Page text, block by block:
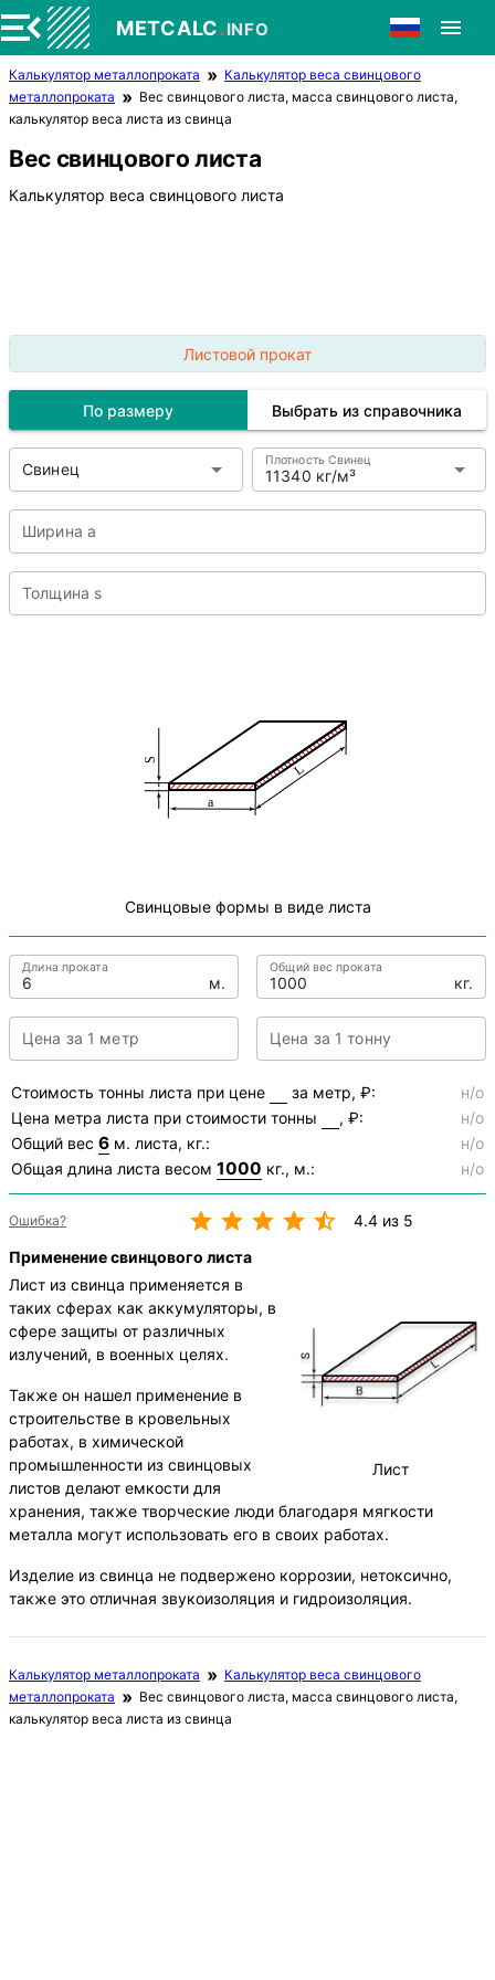
METCALC.INFO
Калькулятор металлопроката
Калькулятор веса свинцового
металлопроката
Вес свинцового листа, масса свинцового листа,
калькулятор веса листа из свинца
Вес свинцового листа
Калькулятор веса свинцового листа
Листовой прокат
По размеру Выбрать из справочника
Свинец 11340 кг/м³
Плотность Свинец
Ширина a
Толщина s
Свинцовые формы в виде листа
Длина проката
м.
Общий вес проката
кг.
Цена за 1 метр Цена за 1 тонну
Стоимость тонны листа при цене за метр, ₽:
н/о
Цена метра листа при стоимости тонны
, ₽:
н/о
Общий вес 6 м. листа, кг.:
н/о
Общая длина листа весом 1000 кг., м.: н/о
Ошибка? 4.4 из 5
Лист
Применение свинцового листа
Лист из свинца применяется в
таких сферах как аккумуляторы, в
сфере защиты от различных
излучений, в военных целях.
Также он нашел применение в
строительстве в кровельных
работах, в химической
промышленности из свинцовых
листов делают емкости для
хранения, также творческие люди благодаря мягкости
металла могут использовать его в своих работах.
Изделие из свинца не подвержено коррозии, нетоксично,
также это отличная звукоизоляция и гидроизоляция.
Калькулятор металлопроката
Калькулятор веса свинцового
металлопроката
Вес свинцового листа, масса свинцового листа,
калькулятор веса листа из свинца